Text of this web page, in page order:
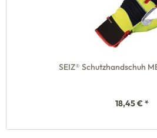
SEIZ® Schutzhandschuh
18,45 € *